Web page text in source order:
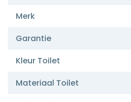
Merk
Garantie
Kleur Toilet
Materiaal Toilet